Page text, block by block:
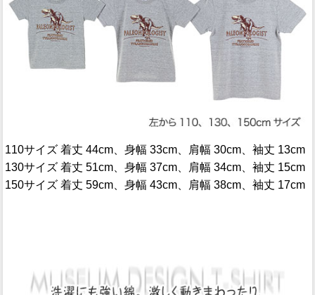
110サイズ 着丈 44cm、身幅 33cm、肩幅 30cm、袖丈 13cm
130サイズ 着丈 51cm、身幅 37cm、肩幅 34cm、袖丈 15cm
150サイズ 着丈 59cm、身幅 43cm、肩幅 38cm、袖丈 17cm